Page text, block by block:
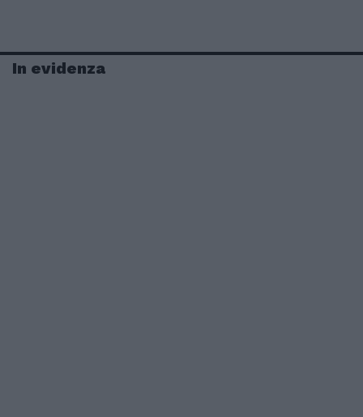
In evidenza